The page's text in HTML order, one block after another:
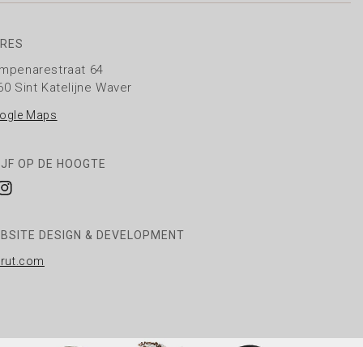
64
Sint Katelijne Waver
Maps
OP DE HOOGTE
DESIGN & DEVELOPMENT